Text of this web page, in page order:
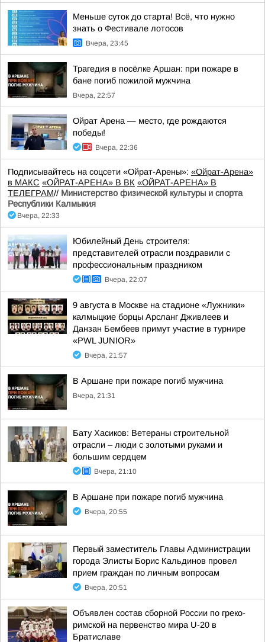
Меньше суток до старта! Всё, что нужно
знать о Фестивале лотосов
Вчера, 23:45
Трагедия в посёлке Аршан: при пожаре в
бане погиб пожилой мужчина
Вчера, 22:57
Ойрат Арена — место, где рождаются
победы!
Вчера, 22:36
Подписывайтесь на соцсети «Ойрат-Арены»: «Ойрат-Арена»
в МАКС «ОЙРАТ-АРЕНА» В ВК «ОЙРАТ-АРЕНА» В
ТЕЛЕГРАМ// Министерство физической культуры и спорта
Республики Калмыкия
Вчера, 22:33
Юбилейный День строителя:
представителей отрасли поздравили с
профессиональным праздником
Вчера, 22:07
9 августа в Москве на стадионе «Лужники»
калмыцкие борцы Арсланг Дживлеев и
Данзан Бембеев примут участие в турнире
«PWL JUNIOR»
Вчера, 21:57
В Аршане при пожаре погиб мужчина
Вчера, 21:31
Бату Хасиков: Ветераны строительной
отрасли – люди с золотыми руками и
большим сердцем
Вчера, 21:10
В Аршане при пожаре погиб мужчина
Вчера, 20:55
Первый заместитель Главы Администрации
города Элисты Борис Кальдинов провел
прием граждан по личным вопросам
Вчера, 20:51
Объявлен состав сборной России по греко-
римской на первенство мира U-20 в
Братиславе